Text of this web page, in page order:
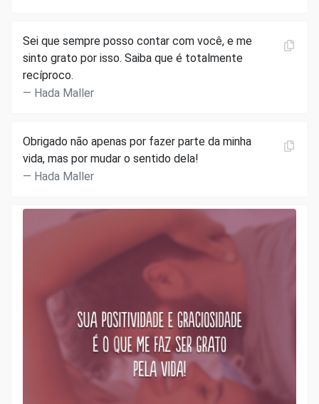
Sei que sempre posso contar com você, e me
sinto grato por isso. Saiba que é totalmente
recíproco.
Hada Maller
Obrigado não apenas por fazer parte da minha
vida, mas por mudar o sentido dela!
Hada Maller